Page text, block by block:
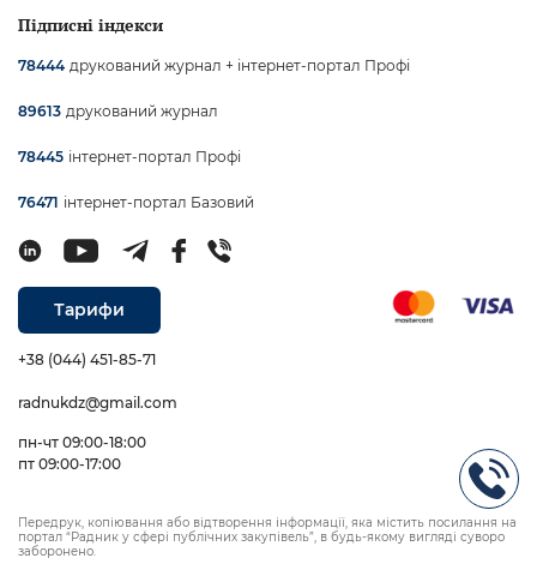
Підписні індекси
78444 друкований журнал + інтернет-портал Профі
89613 друкований журнал
78445 інтернет-портал Профі
76471 інтернет-портал Базовий
Тарифи
+38 (044) 451-85-71
radnukdz@gmail.com
пн-чт 09:00-18:00
пт 09:00-17:00
Передрук, копіювання або відтворення інформації, яка містить посилання на
портал “Радник у сфері публічних закупівель”, в будь-якому вигляді суворо
заборонено.